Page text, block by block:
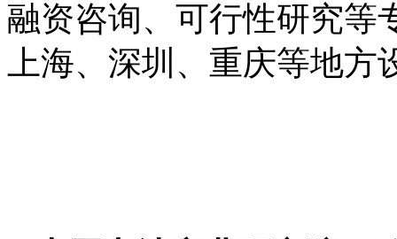
融资咨询、可行性研究等
上海、深圳、重庆等地方